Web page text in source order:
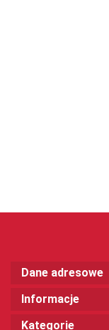
Dane adresowe
Informacje
Kategorie